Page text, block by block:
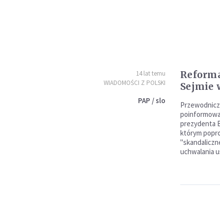
14 lat temu
WIADOMOŚCI Z POLSKI
PAP / slo
Sejmie
prezydenta
którym
uchwalania